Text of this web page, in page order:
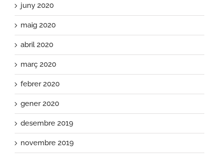
juny 2020
maig 2020
abril 2020
març 2020
febrer 2020
gener 2020
desembre 2019
novembre 2019